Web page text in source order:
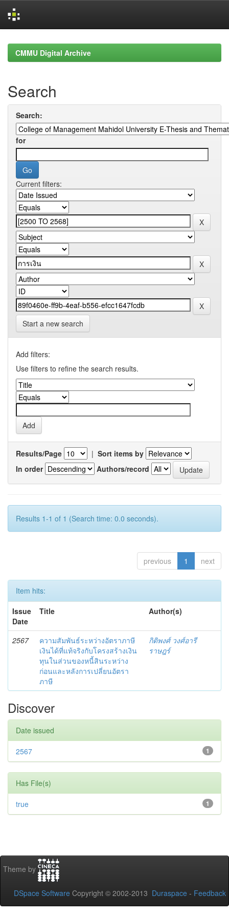
navigationCMMU Digital Archive
Search
Search:
for
Current filters:
Start a new search
Add filters:
Use filters to refine the search results.
Results/Page | Sort items by
In order
Authors/record
Results 1-1 of 1 (Search time: 0.0 seconds).
previous 1 next
Item hits:
Issue
Date
Title Author(s)
2567
ความสัมพันธ์ระหว่างอัตราภาษี
เงินได้ที่แท้จริงกับโครงสร้างเงิน
ทุนในส่วนของหนี้สินระหว่าง
ก่อนและหลังการเปลี่ยนอัตรา
ภาษี
กิติพงศ์ วงศ์อารี
ราษฎร์
Discover
Date issued
1
2567
Has File(s)
1
true
Theme by
DSpace Software Copyright © 2002-2013 Duraspace - Feedback